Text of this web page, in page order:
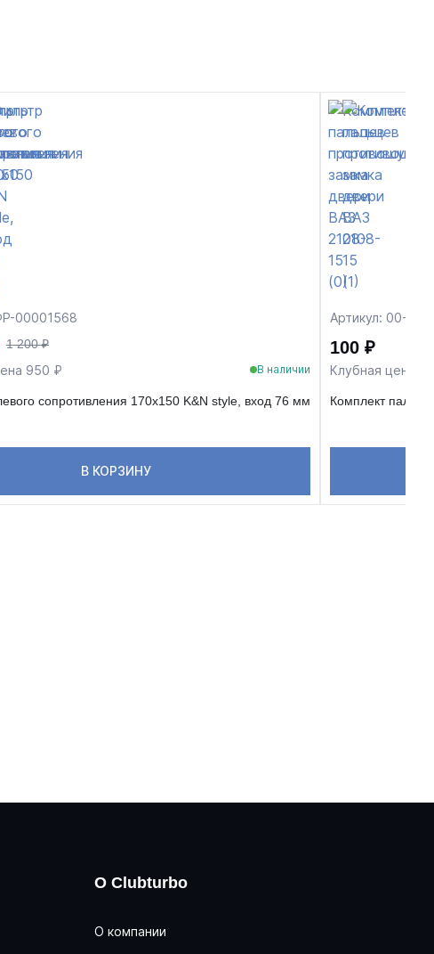
00001568
1 200 ₽
950 ₽ В наличии
сопротивления 170х150 K&N style, вход 76 мм
В КОРЗИНУ
Артикул: 00-
100 ₽
Клубная цена
Комплект
О Clubturbo
О компании